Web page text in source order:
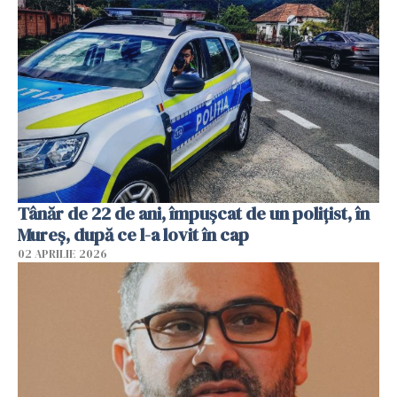
Tânăr de 22 de ani, împușcat de un polițist, în
Mureș, după ce l-a lovit în cap
02 APRILIE 2026